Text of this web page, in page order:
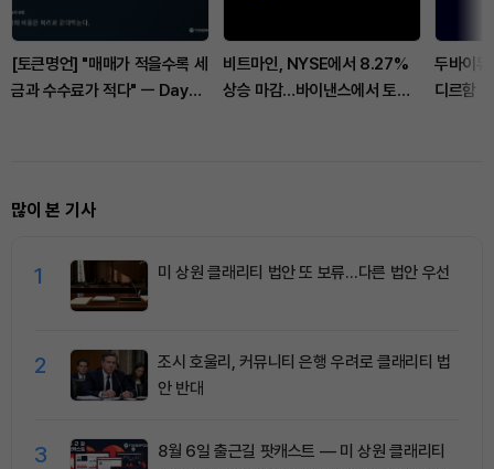
[토큰명언] "매매가 적을수록 세
금과 수수료가 적다" ㅡ Day
비트마인, NYSE에서 8.27%
상승 마감…바이낸스에서 토큰
두바이
디르함
많이 본 기사
1 미 상원 클래리티 법안 또 보류…다른 법안 우선
2
조시 호울리, 커뮤니티 은행 우려로 클래리티 법
안 반대
3
8월 6일 출근길 팟캐스트 — 미 상원 클래리티